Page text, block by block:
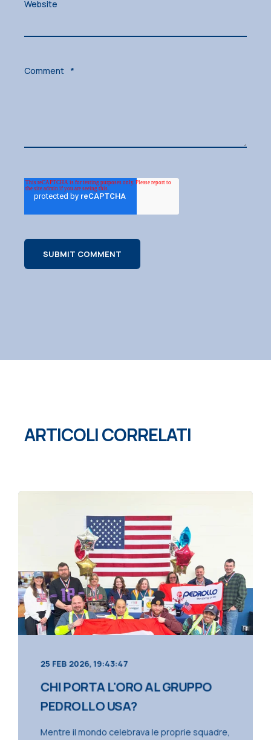
Website
Comment *
ARTICOLI CORRELATI
25 FEB 2026, 19:43:47
CHI PORTA L'ORO AL GRUPPO
PEDROLLO USA?
Mentre il mondo celebrava le proprie squadre,